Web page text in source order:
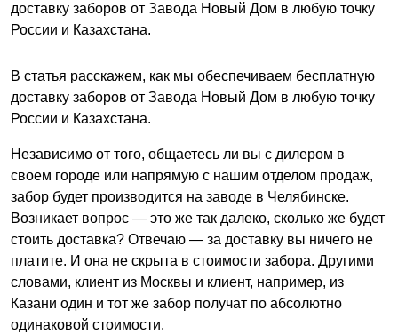
доставку заборов от Завода Новый Дом в любую точку
России и Казахстана.
В статья расскажем, как мы обеспечиваем бесплатную
доставку заборов от Завода Новый Дом в любую точку
России и Казахстана.
Независимо от того, общаетесь ли вы с дилером в
своем городе или напрямую с нашим отделом продаж,
забор будет производится на заводе в Челябинске.
Возникает вопрос — это же так далеко, сколько же будет
стоить доставка? Отвечаю — за доставку вы ничего не
платите. И она не скрыта в стоимости забора. Другими
словами, клиент из Москвы и клиент, например, из
Казани один и тот же забор получат по абсолютно
одинаковой стоимости.